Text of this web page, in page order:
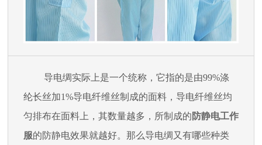
导电绸实际上是一个统称，它指的是由99%涤
纶长丝加1%导电纤维丝制成的面料，导电纤维丝均
匀排布在面料上，其数量越多，所制成的 防静电工作
服的防静电效果就越好。那么导电绸又有哪些种类